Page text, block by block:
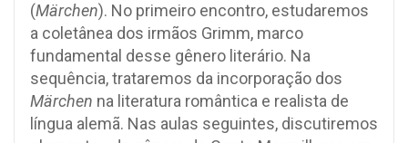
(Märchen). No primeiro encontro, estudaremos
a coletânea dos irmãos Grimm, marco
fundamental desse gênero literário. Na
sequência, trataremos da incorporação dos
Märchen na literatura romântica e realista de
língua alemã. Nas aulas seguintes, discutiremos